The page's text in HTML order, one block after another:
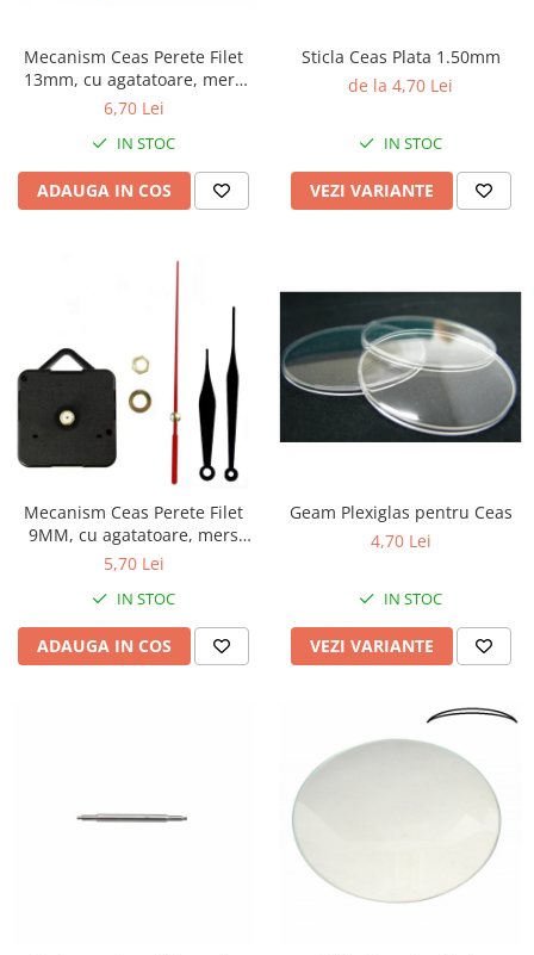
Ceasuri Q&Q Attractive
Ceasuri Reflex
Ceasuri Timberland
Dama
Ceasuri Daniel Klein
Ceasuri Q&Q
Ceasuri Reflex
Unisex
Curele Ceasuri
Curele Apple Watch
Curele Casio
Curele cauciuc
Curele Garmin
Curele metalice
Curele militare
Handmade / Bijutieri
Mecanism Ceas Perete Filet
13mm, cu agatatoare, mers
continuu, repere incluse
6,70 Lei
IN STOC
ADAUGA IN COS
Sticla Ceas Plata 1.50mm
de la 4,70 Lei
IN STOC
VEZI VARIANTE
Mecanism Ceas Perete Filet
9MM, cu agatatoare, mers
continuu, repere incluse
5,70 Lei
IN STOC
ADAUGA IN COS
Geam Plexiglas pentru Ceas
4,70 Lei
IN STOC
VEZI VARIANTE